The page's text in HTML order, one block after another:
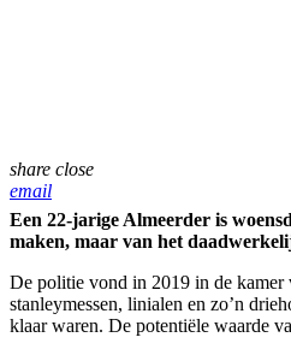
share close
email
Een 22-jarige Almeerder is
maken, maar van het
De politie vond in 2019 in de kamer
stanleymessen, linialen en zo’n
klaar waren. De potentiële waarde